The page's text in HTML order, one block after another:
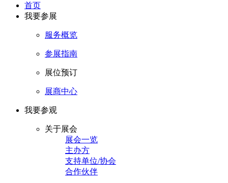
首页
我要参展
服务概览
参展指南
展位预订
展商中心
我要参观
关于展会
展会一览
主办方
支持单位/协会
合作伙伴